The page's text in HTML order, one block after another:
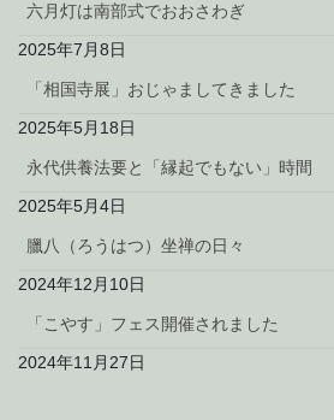
六月灯は南部式でおおさわぎ
2025年7月8日
「相国寺展」おじゃましてきました
2025年5月18日
永代供養法要と「縁起でもない」時間
2025年5月4日
臘八（ろうはつ）坐禅の日々
2024年12月10日
「こやす」フェス開催されました
2024年11月27日